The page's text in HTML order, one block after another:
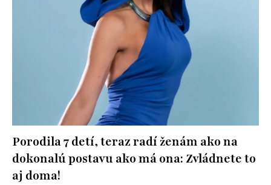
Porodila 7 detí, teraz radí ženám ako na
dokonalú postavu ako má ona: Zvládnete to
aj doma!